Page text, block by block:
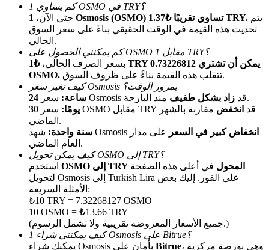
الإحالة
قم بدعوة صديق لتحصل على مكافآت نقدية
Deposit CASHCAT & Win
كم يساوي 1 OSMO في TRY؟
حتى الآن،
1 Osmosis (OSMO) تساوي تقريبًا ₺1.37 TRY.
تحديث هذه القيمة في الوقت الحقيقي بناءً على سعر السوق
الحالي.
كم يمكنني الحصول على OSMO مقابل 1 TRY؟
بسعر الصرف الحالي،
₺1 TRY يمكن أن تشتري 0.73226812
OSMO.
تتقلب هذه القيمة بناءً على ظروف السوق.
كيف تغير سعر Osmosis بمرور الوقت؟
24 ساعة:
سعر Osmosis قد زاد بشكل طفيف
منذ البارحة.
30 يومًا:
سعر OSMO مقابل TRY قد انخفض مقارنة بالشهر
الماضي.
سنة واحدة: شهد Osmosis انخفاض كبير في السعر
على مدار
العام الماضي.
كيف يمكن تحويل OSMO إلى TRY؟
OSMO إلى TRY المحول في أعلى هذه الصفحة
لتحويل Osmosis إلى Turkish Lira على الفور. إليك بعض
الأمثلة السريعة:
₺10 TRY = 7.32268127 OSMO
10 OSMO = ₺13.66 TRY
(جميع الأسعار المعروضة تقريبية ولا تشمل الرسوم.)
كيف يمكنني شراء 1 Osmosis على Bitrue؟
Bitrue، وهي بورصة مركزية